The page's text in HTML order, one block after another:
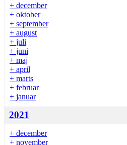
+ december
+ oktober
+ september
+ august
+ juli
+ juni
+ maj
+ april
+ marts
+ februar
+ januar
2021
+ december
+ november